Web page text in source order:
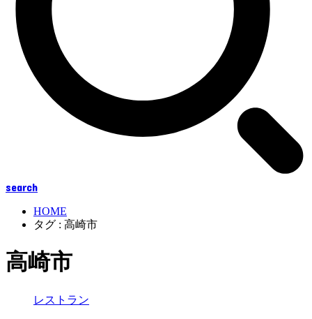
search
HOME
タグ : 高崎市
高崎市
レストラン